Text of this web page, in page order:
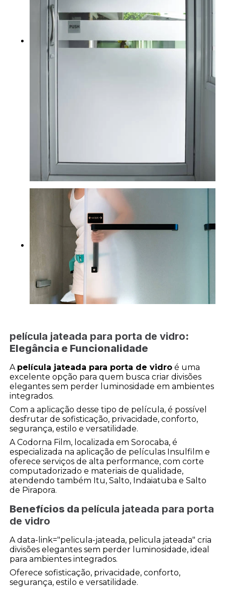
película jateada para porta de vidro:
Elegância e Funcionalidade
A película jateada para porta de vidro é uma
excelente opção para quem busca criar divisões
elegantes sem perder luminosidade em ambientes
integrados.
Com a aplicação desse tipo de película, é possível
desfrutar de sofisticação, privacidade, conforto,
segurança, estilo e versatilidade.
A Codorna Film, localizada em Sorocaba, é
especializada na aplicação de películas Insulfilm e
oferece serviços de alta performance, com corte
computadorizado e materiais de qualidade,
atendendo também Itu, Salto, Indaiatuba e Salto
de Pirapora.
Benefícios da película jateada para porta
de vidro
A data-link="pelicula-jateada, pelicula jateada" cria
divisões elegantes sem perder luminosidade, ideal
para ambientes integrados.
Oferece sofisticação, privacidade, conforto,
segurança, estilo e versatilidade.